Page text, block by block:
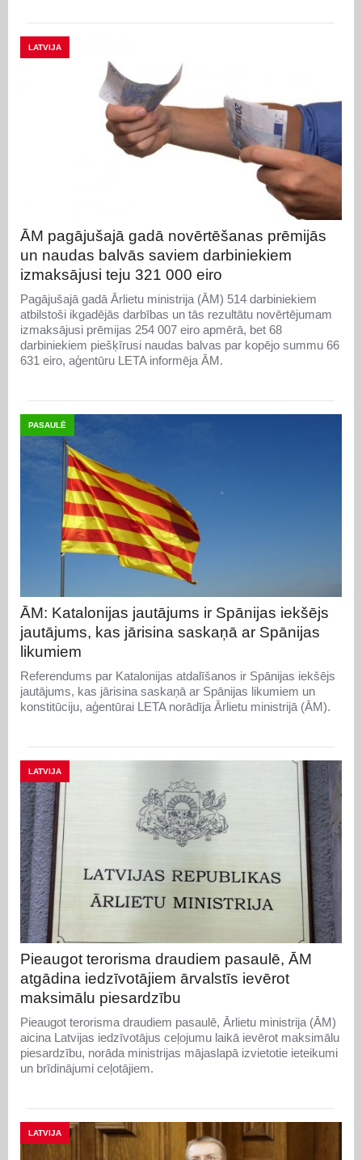
LATVIJA
ĀM pagājušajā gadā novērtēšanas prēmijās
un naudas balvās saviem darbiniekiem
izmaksājusi teju 321 000 eiro
Pagājušajā gadā Ārlietu ministrija (ĀM) 514 darbiniekiem
atbilstoši ikgadējās darbības un tās rezultātu novērtējumam
izmaksājusi prēmijas 254 007 eiro apmērā, bet 68
darbiniekiem piešķīrusi naudas balvas par kopējo summu 66
631 eiro, aģentūru LETA informēja ĀM.
PASAULĒ
ĀM: Katalonijas jautājums ir Spānijas iekšējs
jautājums, kas jārisina saskaņā ar Spānijas
likumiem
Referendums par Katalonijas atdalīšanos ir Spānijas iekšējs
jautājums, kas jārisina saskaņā ar Spānijas likumiem un
konstitūciju, aģentūrai LETA norādīja Ārlietu ministrijā (ĀM).
LATVIJA
Pieaugot terorisma draudiem pasaulē, ĀM
atgādina iedzīvotājiem ārvalstīs ievērot
maksimālu piesardzību
Pieaugot terorisma draudiem pasaulē, Ārlietu ministrija (ĀM)
aicina Latvijas iedzīvotājus ceļojumu laikā ievērot maksimālu
piesardzību, norāda ministrijas mājaslapā izvietotie ieteikumi
un brīdinājumi ceļotājiem.
LATVIJA